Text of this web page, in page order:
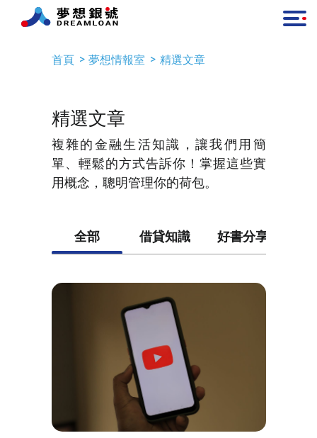
首頁 夢想情報室 精選文章
精選文章
複雜的金融生活知識，讓我們用簡
單、輕鬆的方式告訴你！掌握這些實
用概念，聰明管理你的荷包。
全部 借貸知識 好書分享